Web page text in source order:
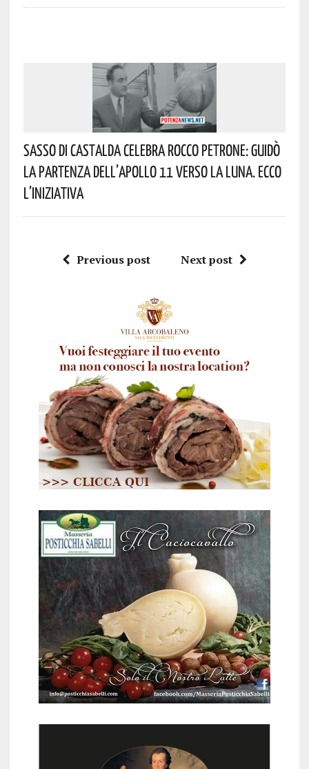
Sasso Di Castalda Celebra Rocco Petrone: Guidò
La Partenza Dell’Apollo 11 Verso La Luna. Ecco
L’iniziativa
Previous post Next post